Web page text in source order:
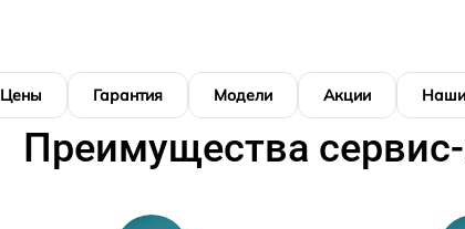
Цены Гарантия Модели Акции
Преимущества